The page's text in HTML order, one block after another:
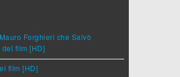
Forghieri che Salvò
film [HD]
film [HD]